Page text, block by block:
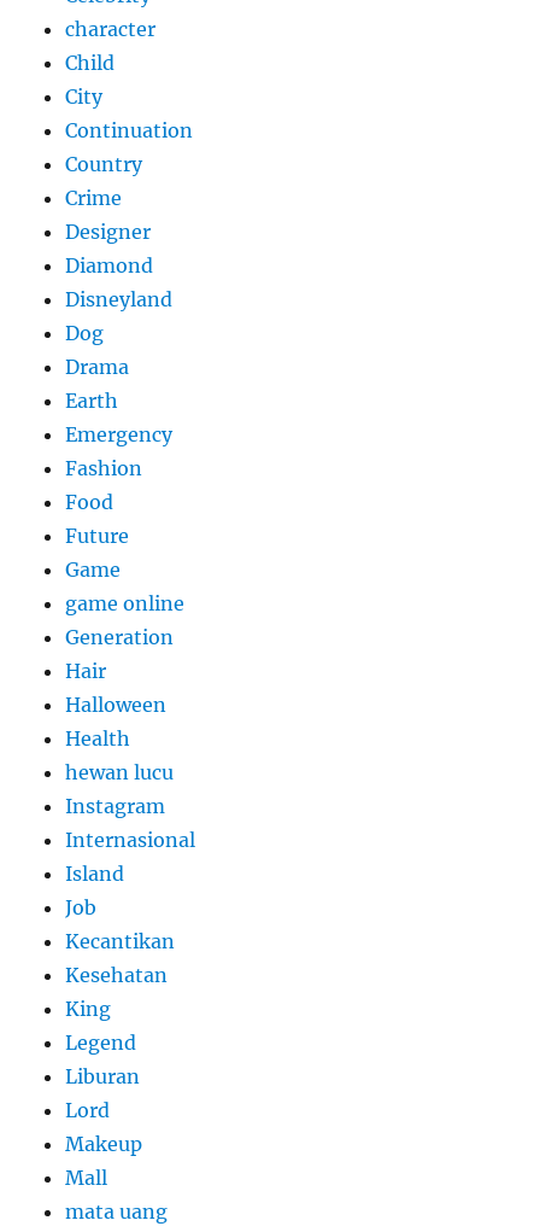
character
Child
City
Continuation
Country
Crime
Designer
Diamond
Disneyland
Dog
Drama
Earth
Emergency
Fashion
Food
Future
Game
game online
Generation
Hair
Halloween
Health
hewan lucu
Instagram
Internasional
Island
Job
Kecantikan
Kesehatan
King
Legend
Liburan
Lord
Makeup
Mall
mata uang